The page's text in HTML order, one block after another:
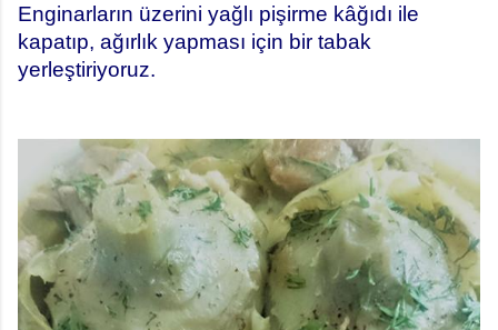
Enginarların üzerini yağlı pişirme kâğıdı ile
kapatıp, ağırlık yapması için bir tabak
yerleştiriyoruz.